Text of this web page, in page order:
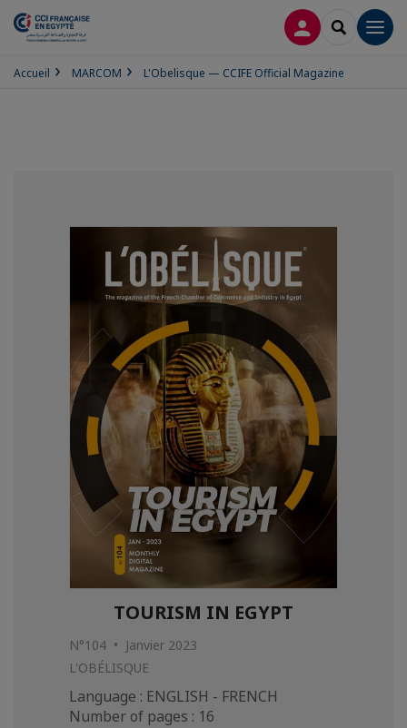
CONNEXION
Accueil MARCOM L'Obelisque — CCIFE Official Magazine
TOURISM IN EGYPT
N°104 • Janvier 2023
L'OBÉLISQUE
Language : ENGLISH - FRENCH
Number of pages : 16